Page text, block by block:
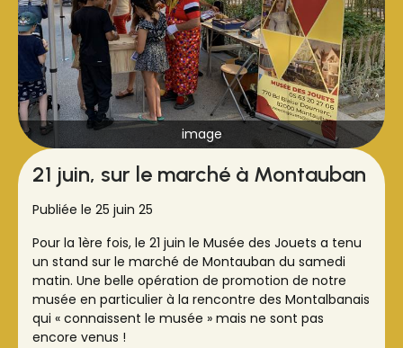
image
21 juin, sur le marché à Montauban
Publiée le 25 juin 25
Pour la 1ère fois, le 21 juin le Musée des Jouets a tenu
un stand sur le marché de Montauban du samedi
matin. Une belle opération de promotion de notre
musée en particulier à la rencontre des Montalbanais
qui « connaissent le musée » mais ne sont pas
encore venus !